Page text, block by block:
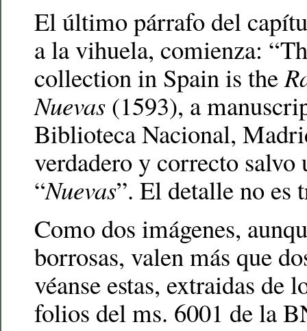
El último párrafo del
a la vihuela, comienza:
collection in Spain is the
Nuevas (1593), a
Biblioteca Nacional,
verdadero y correcto salvo
“Nuevas”. El detalle no es
Como dos imágenes,
borrosas, valen más que
véanse estas, extraidas de
folios del ms. 6001 de la